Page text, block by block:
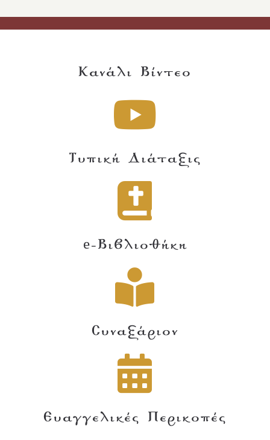
Κανάλι Βίντεο
Τυπική Διάταξις
e-Βιβλιοθήκη
Συναξάριον
Ευαγγελικές Περικοπές